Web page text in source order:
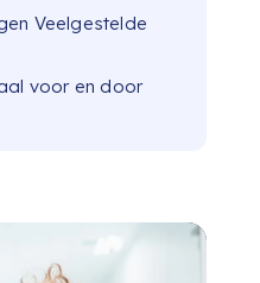
Veelgestelde
voor en door